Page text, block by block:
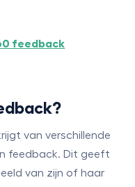
feedback
van verschillende
feedback. Dit geeft
van zijn of haar